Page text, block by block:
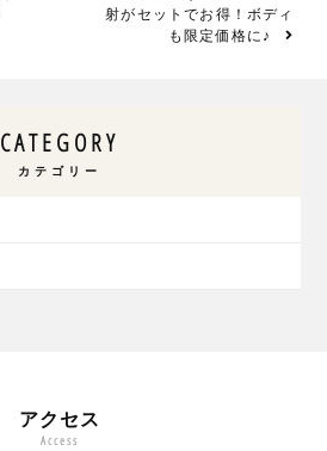
射がセットでお得！ボディ
も限定価格に♪
CATEGORY
カテゴリー
アクセス
Access